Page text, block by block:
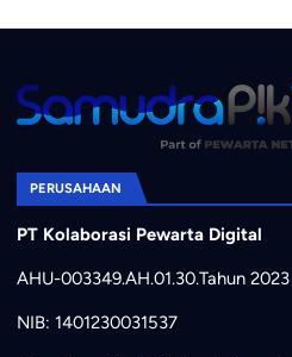
PERUSAHAAN
PT Kolaborasi Pewarta Digital
AHU-003349.AH.01.30.Tahun 2023
NIB: 1401230031537